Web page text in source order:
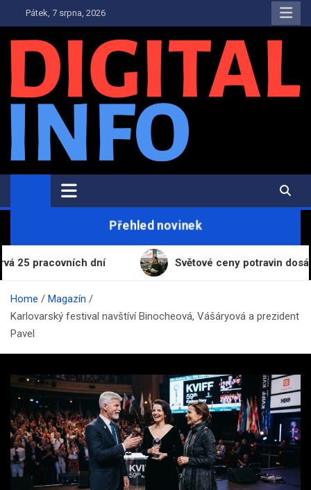
to
content
Pátek, 7 srpna, 2026
Digital-Info.cz
Zpravodajství, informace a novinky
Přehled novinek
dní Světové ceny potravin dosáhly
Home
Magazín
Karlovarský festival navštíví Binocheová, Vášáryová a prezident
Pavel